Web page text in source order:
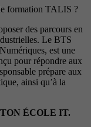
formation TALIS ?
des parcours en
Le BTS
est une
pour répondre aux
prépare aux
ainsi qu’à la
ÉCOLE IT.